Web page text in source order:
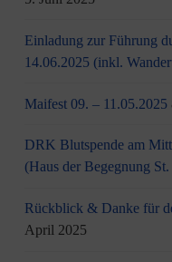
Einladung zur Führung
14.06.2025 (inkl.
Maifest 09. – 11.05.2025
DRK Blutspende am
(Haus der Begegnung
Rückblick & Danke für
April 2025